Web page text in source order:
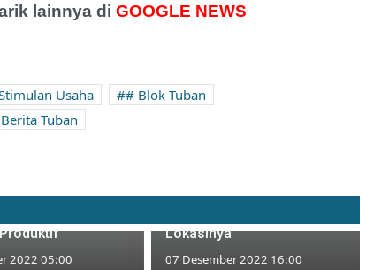
lainnya di GOOGLE NEWS
Usaha
# Blok Tuban
Tuban
2022 05:00
Lokasinya
07 Desember 2022 16:00